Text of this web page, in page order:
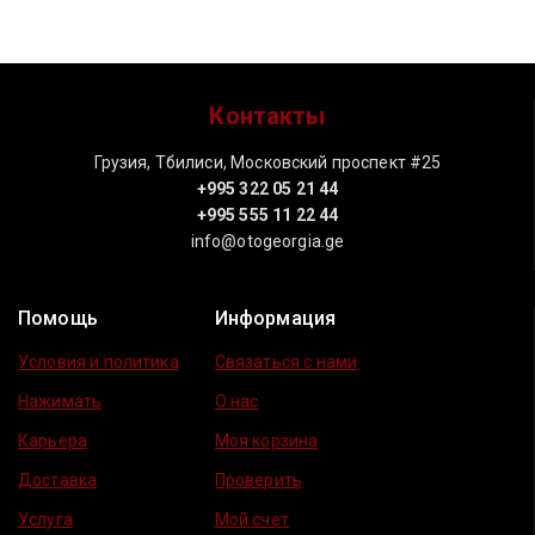
Контакты
Грузия, Тбилиси, Московский проспект #25
+995 322 05 21 44
+995 555 11 22 44
info@otogeorgia.ge
Помощь
Условия и политика
Нажимать
Карьера
Доставка
Услуга
Информация
Связаться с нами
О нас
Моя корзина
Проверить
Мой счет